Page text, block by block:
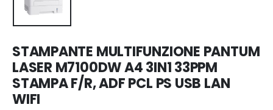
STAMPANTE MULTIFUNZIONE PANTUM
LASER M7100DW A4 3IN1 33PPM
STAMPA F/R, ADF PCL PS USB LAN
WIFI